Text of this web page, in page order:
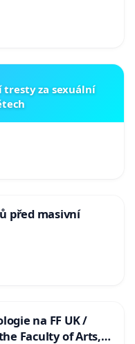
tresty za sexuální
před masivní
na FF UK /
Faculty of Arts,